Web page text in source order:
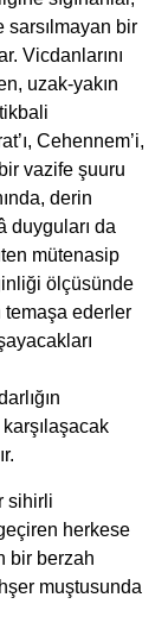
sarsılmayan bir
Vicdanlarını
uzak-yakın
Cehennem’i,
vazife şuuru
derin
duyguları da
mütenasip
ölçüsünde
temaşa ederler
sihirli
herkese
bir berzah
muştusunda